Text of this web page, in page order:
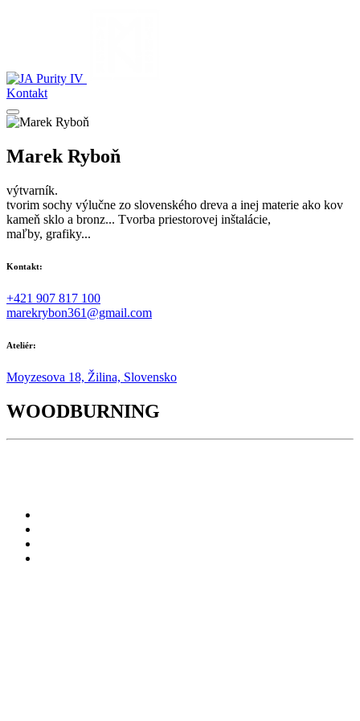
Kontakt
Marek Ryboň
výtvarník.
tvorim sochy výlučne zo slovenského dreva a inej materie ako kov
kameň sklo a bronz... Tvorba priestorovej inštalácie,
maľby, grafiky...
Kontakt:
+421 907 817 100
marekrybon361@gmail.com
Ateliér:
Moyzesova 18, Žilina, Slovensko
WOODBURNING